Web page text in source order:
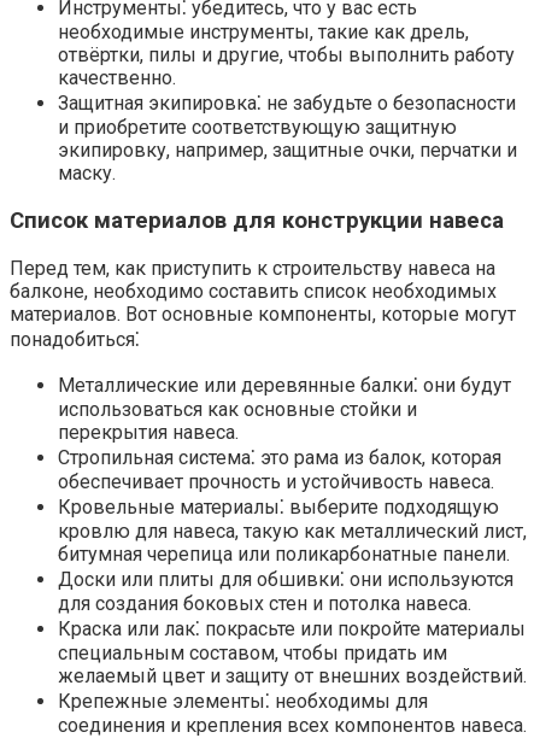
Инструменты⁚ убедитесь, что у вас есть
необходимые инструменты, такие как дрель,
отвёртки, пилы и другие, чтобы выполнить работу
качественно.​
Защитная экипировка⁚ не забудьте о безопасности
и приобретите соответствующую защитную
экипировку, например, защитные очки, перчатки и
маску.​
Список материалов для конструкции навеса
Перед тем, как приступить к строительству навеса на
балконе, необходимо составить список необходимых
материалов. Вот основные компоненты, которые могут
понадобиться⁚
Металлические или деревянные балки⁚ они будут
использоваться как основные стойки и
перекрытия навеса.
Стропильная система⁚ это рама из балок, которая
обеспечивает прочность и устойчивость навеса.​
Кровельные материалы⁚ выберите подходящую
кровлю для навеса, такую как металлический лист,
битумная черепица или поликарбонатные панели.​
Доски или плиты для обшивки⁚ они используются
для создания боковых стен и потолка навеса.​
Краска или лак⁚ покрасьте или покройте материалы
специальным составом, чтобы придать им
желаемый цвет и защиту от внешних воздействий.​
Крепежные элементы⁚ необходимы для
соединения и крепления всех компонентов навеса.